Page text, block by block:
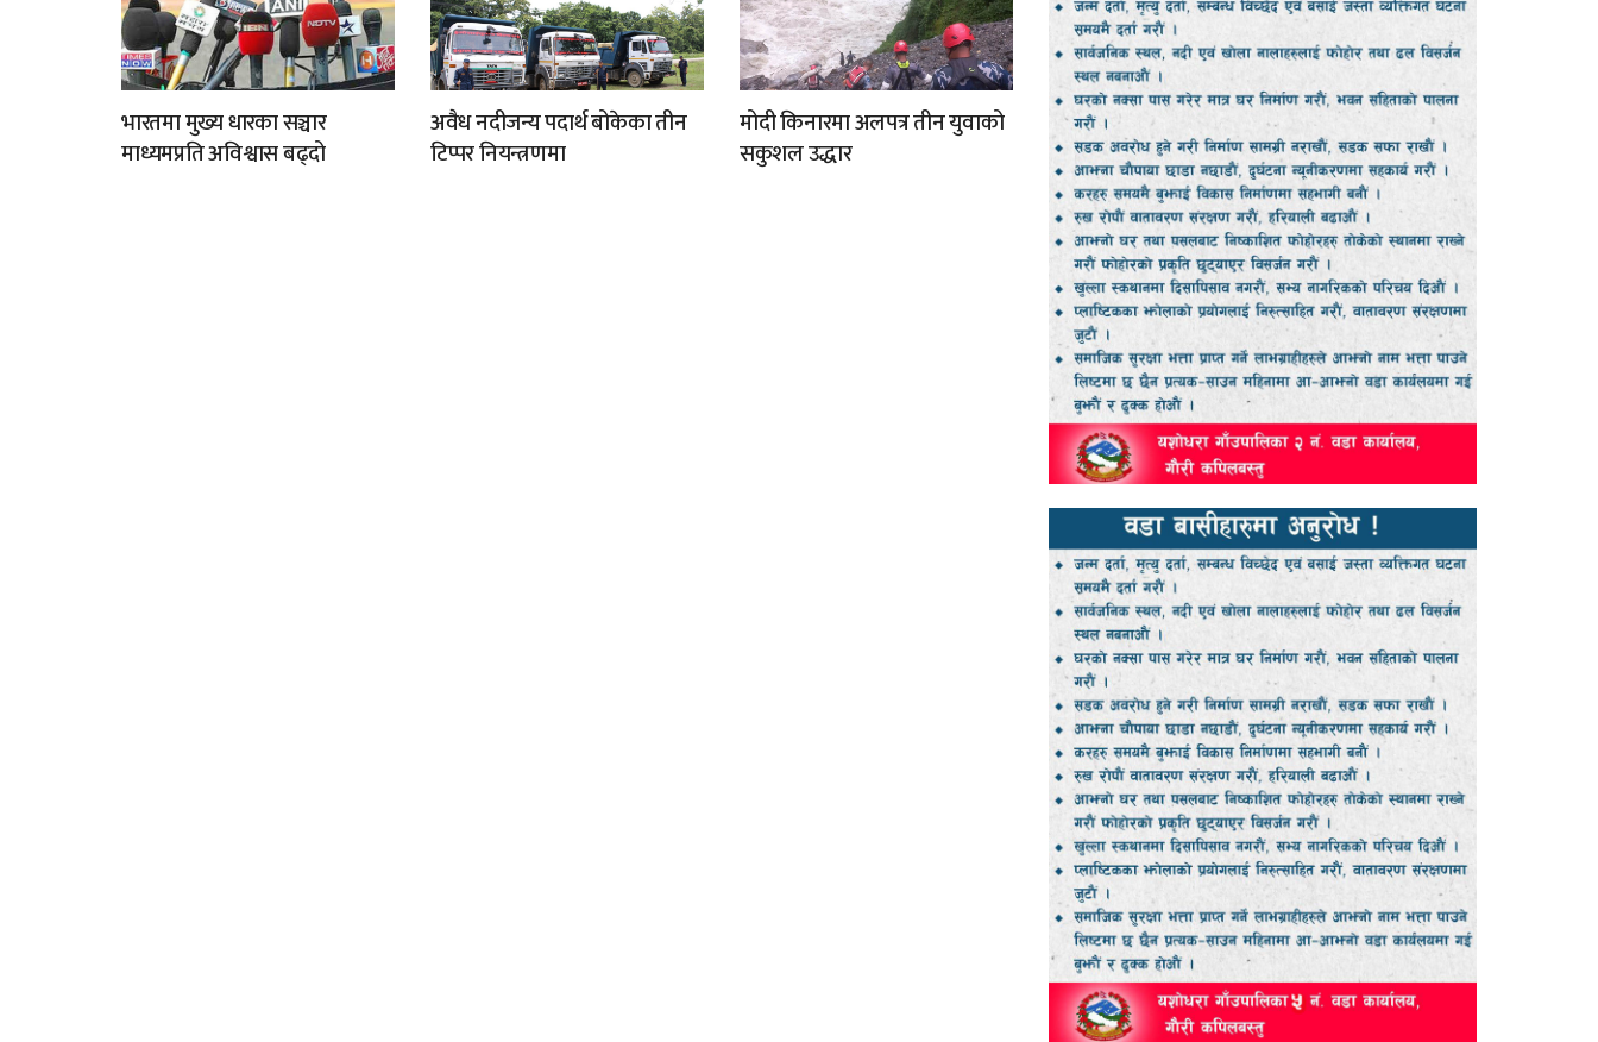
भारतमा मुख्य धारका सञ्चार
माध्यमप्रति अविश्वास बढ्दो
अवैध नदीजन्य पदार्थ बोकेका तीन
टिप्पर नियन्त्रणमा
मोदी किनारमा अलपत्र तीन युवाको
सकुशल उद्धार